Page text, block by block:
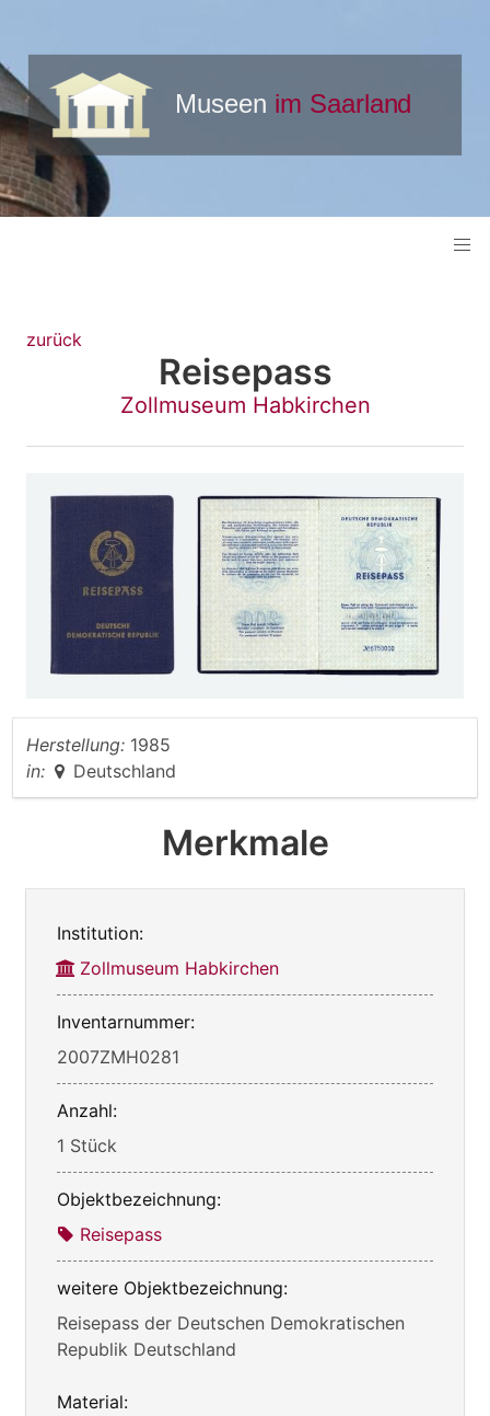
zurück
Reisepass
Zollmuseum Habkirchen
Herstellung: 1985
in:
Deutschland
Merkmale
Institution:
Zollmuseum Habkirchen
Inventarnummer:
2007ZMH0281
Anzahl:
1 Stück
Objektbezeichnung:
Reisepass
weitere Objektbezeichnung:
Reisepass der Deutschen Demokratischen
Republik Deutschland
Material: